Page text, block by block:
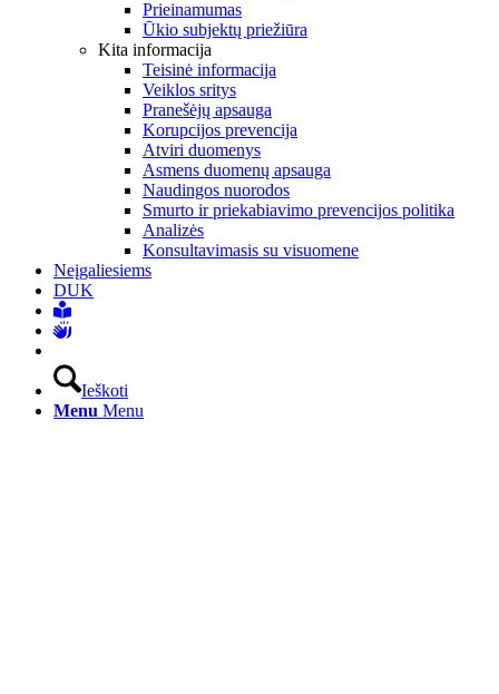
Prieinamumas
Ūkio subjektų priežiūra
Kita informacija
Teisinė informacija
Veiklos sritys
Pranešėjų apsauga
Korupcijos prevencija
Atviri duomenys
Asmens duomenų apsauga
Naudingos nuorodos
Smurto ir priekabiavimo prevencijos politika
Analizės
Konsultavimasis su visuomene
Neįgaliesiems
DUK
Ieškoti
Menu Menu